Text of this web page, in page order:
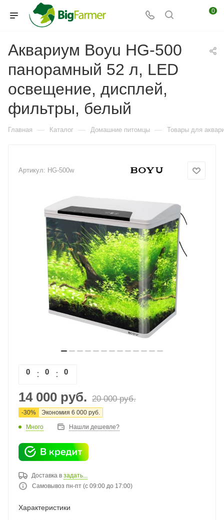
0
Аквариум Boyu HG-500
панорамный 52 л, LED
освещение, дисплей,
фильтры, белый
Главная — Каталог — Домашние питомцы — Товары для
Артикул: HG-500w
0 0 0
14 000 руб. 20 000руб.
-30% Экономия 6 000 руб.
Много Нашли дешевле?
Доставка в задать...
Самовывоз пн-пт (с 09:00 до 17:00)
Характеристики